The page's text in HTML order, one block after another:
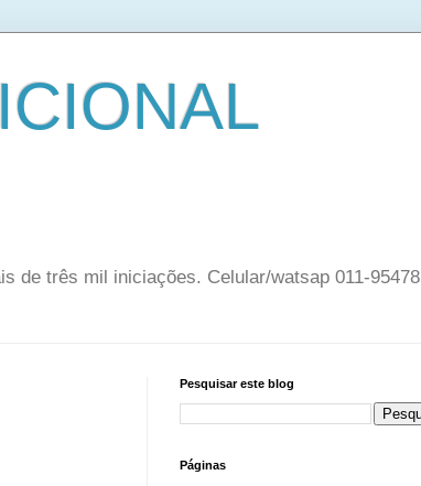
de três mil iniciações. Celular/watsap 011-95478
Pesquisar este blog
Páginas